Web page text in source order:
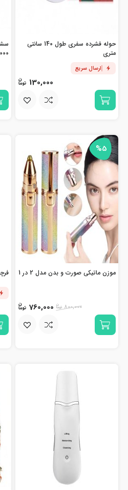
حوله فشرده سفری طول 140 سانتی
متری
ارسال سریع
130,000
1000
%5
موزن ماتیکی صورت و بدن مدل 2 در 1
800,000
760,000